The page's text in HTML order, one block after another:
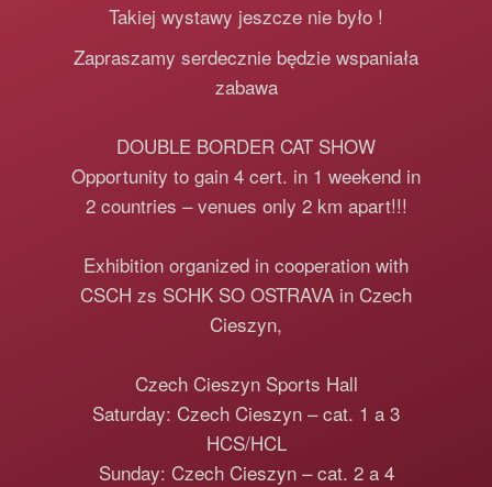
Takiej wystawy jeszcze nie było !
Zapraszamy serdecznie będzie wspaniała
zabawa
DOUBLE BORDER CAT SHOW
Opportunity to gain 4 cert. in 1 weekend in
2 countries – venues only 2 km apart!!!
Exhibition organized in cooperation with
CSCH zs SCHK SO OSTRAVA in Czech
Cieszyn,
Czech Cieszyn Sports Hall
Saturday: Czech Cieszyn – cat. 1 a 3
HCS/HCL
Sunday: Czech Cieszyn – cat. 2 a 4